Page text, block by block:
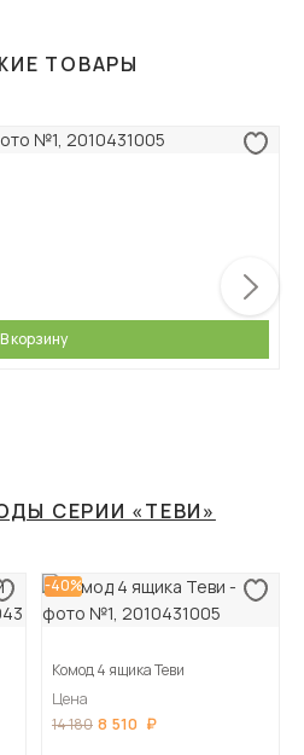
ТОВАРЫ
В корзину
СЕРИИ «ТЕВИ»
-40%
Комод 4 ящика Теви
Цена
14 180 8 510